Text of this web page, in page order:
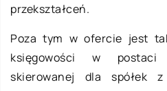
przekształceń.
Poza tym w ofercie jest
księgowości w postaci
skierowanej dla spółek